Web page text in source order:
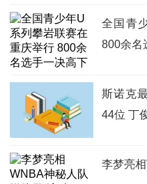
全国青
800余名
斯诺克
44位 丁
李梦亮